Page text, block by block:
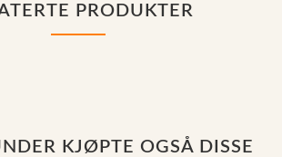
PRODUKTER
KJØPTE OGSÅ DISSE